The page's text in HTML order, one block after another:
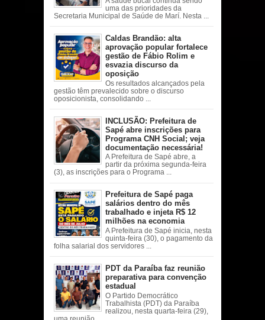
uma das prioridades da
Secretaria Municipal de Saúde de Marí. Nesta ...
Caldas Brandão: alta
aprovação popular fortalece
gestão de Fábio Rolim e
esvazia discurso da
oposição
Os resultados alcançados pela
gestão têm prevalecido sobre o discurso
oposicionista, consolidando ...
INCLUSÃO: Prefeitura de
Sapé abre inscrições para
Programa CNH Social; veja
documentação necessária!
A Prefeitura de Sapé abre, a
partir da próxima segunda-feira
(3), as inscrições para o Programa ...
Prefeitura de Sapé paga
salários dentro do mês
trabalhado e injeta R$ 12
milhões na economia
A Prefeitura de Sapé inicia, nesta
quinta-feira (30), o pagamento da
folha salarial dos servidores ...
PDT da Paraíba faz reunião
preparativa para convenção
estadual
O Partido Democrático
Trabalhista (PDT) da Paraíba
realizou, nesta quarta-feira (29),